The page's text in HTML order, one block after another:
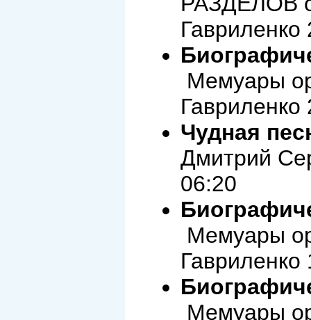
Мемуары
Чудная
Дмитрий
06:20
Мемуары
Мемуары